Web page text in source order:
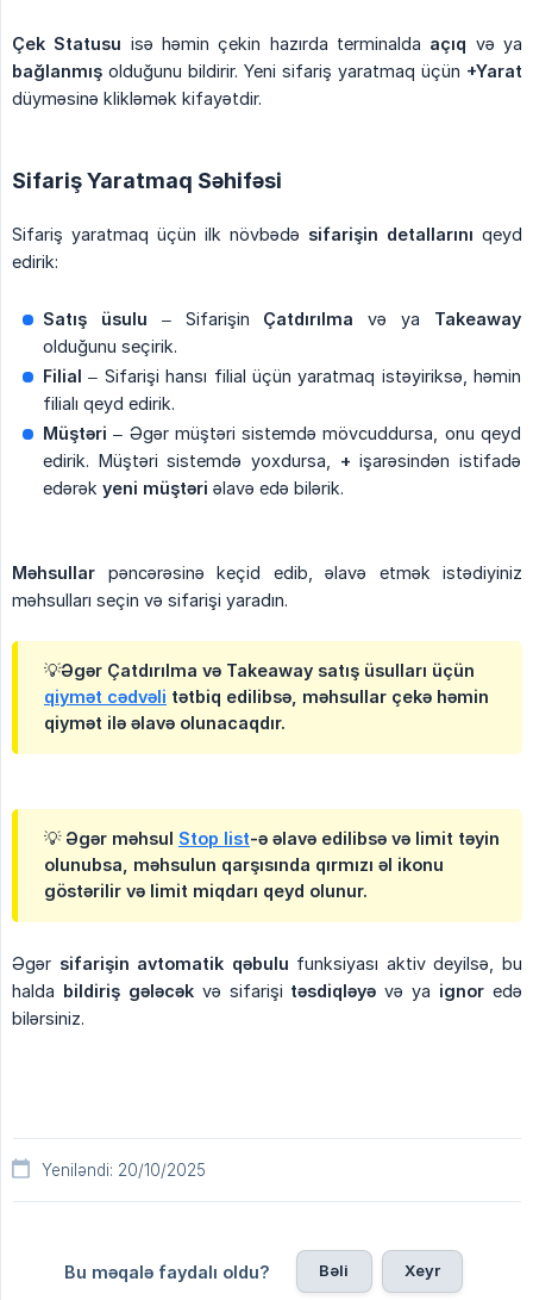
Çek Statusu isə həmin çekin hazırda terminalda açıq və ya
bağlanmış olduğunu bildirir. Yeni sifariş yaratmaq üçün +Yarat
düyməsinə klikləmək kifayətdir.
Sifariş Yaratmaq Səhifəsi
Sifariş yaratmaq üçün ilk növbədə sifarişin detallarını qeyd
edirik:
Satış üsulu – Sifarişin Çatdırılma və ya Takeaway
olduğunu seçirik.
Filial – Sifarişi hansı filial üçün yaratmaq istəyiriksə, həmin
filialı qeyd edirik.
Müştəri – Əgər müştəri sistemdə mövcuddursa, onu qeyd
edirik. Müştəri sistemdə yoxdursa, + işarəsindən istifadə
edərək yeni müştəri əlavə edə bilərik.
Məhsullar pəncərəsinə keçid edib, əlavə etmək istədiyiniz
məhsulları seçin və sifarişi yaradın.
💡Əgər Çatdırılma və Takeaway satış üsulları üçün
qiymət cədvəli tətbiq edilibsə, məhsullar çekə həmin
qiymət ilə əlavə olunacaqdır.
💡 Əgər məhsul Stop list-ə əlavə edilibsə və limit təyin
olunubsa, məhsulun qarşısında qırmızı əl ikonu
göstərilir və limit miqdarı qeyd olunur.
Əgər sifarişin avtomatik qəbulu funksiyası aktiv deyilsə, bu
halda bildiriş gələcəkvə sifarişi təsdiqləyə və ya ignor edə
bilərsiniz.
Yeniləndi: 20/10/2025
Bu məqalə faydalı oldu? Bəli Xeyr